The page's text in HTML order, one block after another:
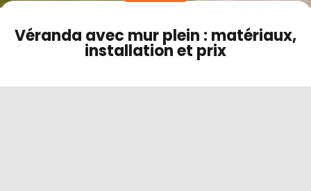
Véranda avec mur plein : matériaux,
installation et prix